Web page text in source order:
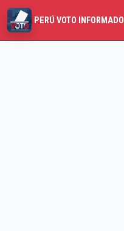
PERÚ VOTO INFORMADO